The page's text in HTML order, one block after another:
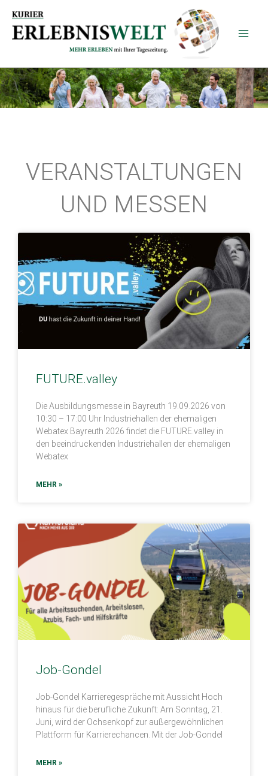
Inhalt
springen
VERANSTALTUNGEN
UND MESSEN
FUTURE.valley
Die Ausbildungsmesse in Bayreuth 19.09.2026 von
10:30 – 17:00 Uhr Industriehallen der ehemaligen
Webatex Bayreuth 2026 findet die FUTURE.valley in
den beeindruckenden Industriehallen der ehemaligen
Webatex
MEHR »
Job-Gondel
Job-Gondel Karrieregespräche mit Aussicht Hoch
hinaus für die berufliche Zukunft: Am Sonntag, 21.
Juni, wird der Ochsenkopf zur außergewöhnlichen
Plattform für Karrierechancen. Mit der Job-Gondel
MEHR »